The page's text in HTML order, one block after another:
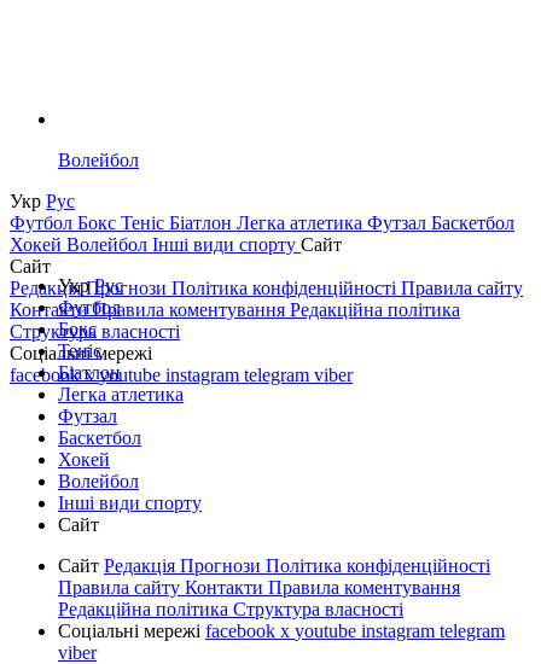
Волейбол
Укр Рус
Футбол Бокс Теніс Біатлон Легка атлетика Футзал Баскетбол
Хокей Волейбол Інші види спорту Сайт
Сайт
РедакціяПрогнози Політика конфіденційності Правила сайту
КонтактиПравила коментування Редакційна політика
Структура власності
Соціальні мережі
facebookxyoutube instagram telegram viber
УкрРус
Футбол
Бокс
Теніс
Біатлон
Легка атлетика
Футзал
Баскетбол
Хокей
Волейбол
Інші види спорту
Сайт
Сайт Редакція Прогнози Політика конфіденційності
Правила сайту Контакти Правила коментування
Редакційна політика Структура власності
Соціальні мережі facebook x youtube instagram telegram
viber